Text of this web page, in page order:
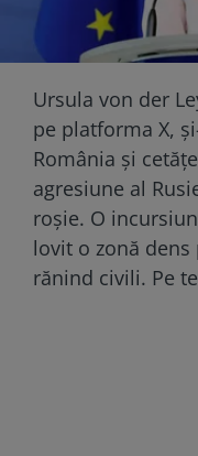
Ursula von der
pe platforma X,
România și
agresiune al
roșie. O
lovit o zonă
rănind civili. Pe